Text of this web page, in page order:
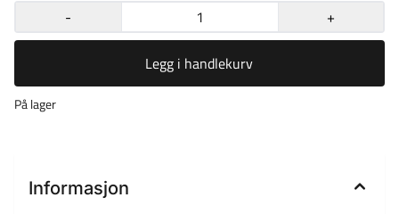
- +
Legg i handlekurv
På lager
Informasjon